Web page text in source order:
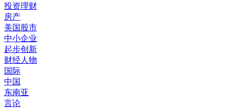
投资理财
房产
美国股市
中小企业
起步创新
财经人物
国际
中国
东南亚
言论